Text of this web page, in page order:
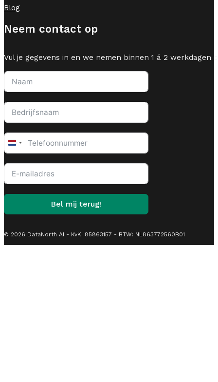
Blog
Neem contact op
Vul je gegevens in en we nemen binnen 1 á 2 werkdagen
Netherlands
Bel mij terug!
© 2026 DataNorth AI - KvK: 85863157 - BTW: NL863772560B01